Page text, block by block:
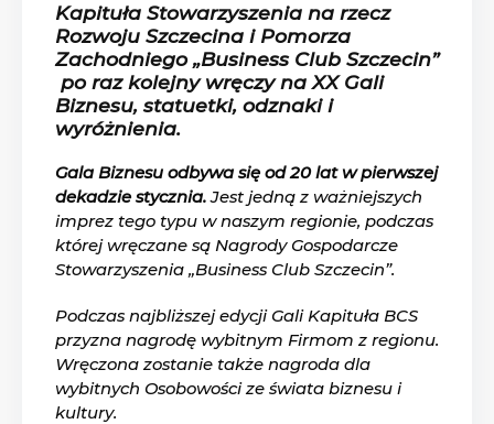
Kapituła Stowarzyszenia na rzecz
Rozwoju Szczecina i Pomorza
Zachodniego „Business Club Szczecin”
po raz kolejny wręczy na XX Gali
Biznesu, statuetki, odznaki i
wyróżnienia.
Gala Biznesu odbywa się od 20 lat w pierwszej
dekadzie stycznia.Jest jedną z ważniejszych
imprez tego typu w naszym regionie, podczas
której wręczane są Nagrody Gospodarcze
Stowarzyszenia „Business Club Szczecin”.
Podczas najbliższej edycji Gali Kapituła BCS
przyzna nagrodę wybitnym Firmom z regionu.
Wręczona zostanie także nagroda dla
wybitnych Osobowości ze świata biznesu i
kultury.